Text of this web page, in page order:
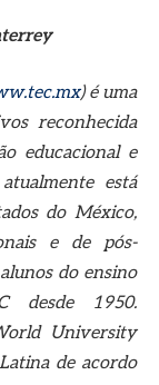
) é uma
reconhecida
educacional e
está
do México,
e de pós-
do ensino
desde 1950.
University
de acordo